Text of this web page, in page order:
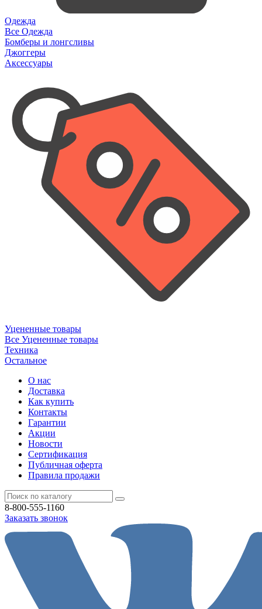
Одежда
Все Одежда
Бомберы и лонгсливы
Джоггеры
Аксессуары
Уцененные товары
Все Уцененные товары
Техника
Остальное
О нас
Доставка
Как купить
Контакты
Гарантии
Акции
Новости
Cертификация
Публичная оферта
Правила продажи
8-800-555-1160
Заказать звонок